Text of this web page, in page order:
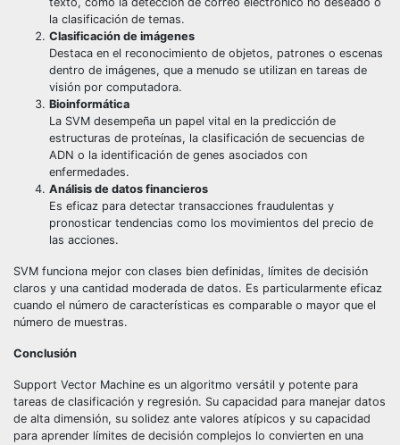
la clasificación de temas.
Clasificación de imágenes
Destaca en el reconocimiento de objetos, patrones o escenas
dentro de imágenes, que a menudo se utilizan en tareas de
visión por computadora.
Bioinformática
La SVM desempeña un papel vital en la predicción de
estructuras de proteínas, la clasificación de secuencias de
ADN o la identificación de genes asociados con
enfermedades.
Análisis de datos financieros
Es eficaz para detectar transacciones fraudulentas y
pronosticar tendencias como los movimientos del precio de
las acciones.
SVM funciona mejor con clases bien definidas, límites de decisión
claros y una cantidad moderada de datos. Es particularmente eficaz
cuando el número de características es comparable o mayor que el
número de muestras.
Conclusión
Support Vector Machine es un algoritmo versátil y potente para
tareas de clasificación y regresión. Su capacidad para manejar datos
de alta dimensión, su solidez ante valores atípicos y su capacidad
para aprender límites de decisión complejos lo convierten en una